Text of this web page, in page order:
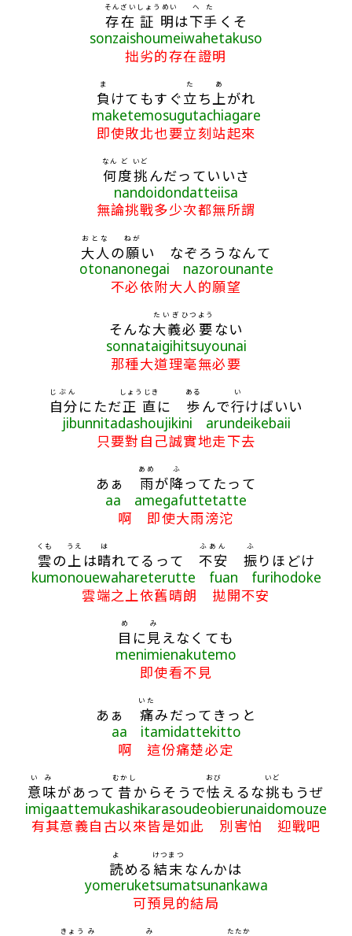
存在
そんざい
証明
しょうめい
は下手
へた
くそ
sonzaishoumeiwahetakuso
拙劣的存在證明
負
ま
けてもすぐ立
た
ち 上
あ
がれ
maketemosugutachiagare
即使敗北也要立刻站起來
何
なん
度
ど
挑
いど
んだっていいさ
nandoidondatteiisa
無論挑戰多少次都無所謂
大人
おとな
の願
ねが
い なぞろうなんて
otonanonegai nazorounante
不必依附大人的願望
そんな大義
たいぎ
必要
ひつよう
ない
sonnataigihitsuyounai
那種大道理毫無必要
自分
じぶん
にただ正直
しょうじき
に 歩
ある
んで行
い
けばいい
jibunnitadashoujikini arundeikebaii
只要對自己誠實地走下去
あぁ 雨
あめ
が降
ふ
ってたって
aa amegafuttetatte
啊 即使大雨滂沱
雲
くも
の上
うえ
は晴
は
れてるって 不安
ふあん
振
ふ
りほどけ
kumonouewahareterutte fuan furihodoke
雲端之上依舊晴朗 拋開不安
目
め
に 見
み
えなくても
menimienakutemo
即使看不見
あぁ 痛
いた
みだってきっと
aa itamidattekitto
啊 這份痛楚必定
意味
いみ
があって 昔
むかし
からそうで怯
おび
えるな挑
いど
もうぜ
imigaattemukashikarasoudeobierunaidomouze
有其意義自古以來皆是如此 別害怕 迎戰吧
読
よ
める 結末
けつまつ
なんかは
yomeruketsumatsunankawa
可預見的結局
きょう み み たたか